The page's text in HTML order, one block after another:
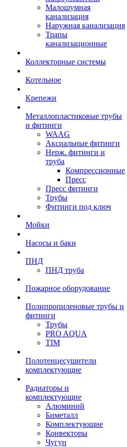
Малошумная
канализация
Наружная канализация
Трапы
канализационные
Коллекторные системы
Котельное
Крепежи
Металлопластиковые трубы
и фитинги
WAAG
Аксиальные фитинги
Нерж. фитинги и
труба
Компрессионные
Пресс
Пресс фитинги
Трубы
Фитинги под ключ
Мойки
Насосы и баки
ПНД
ПНД труба
Пожарное оборудование
Полипропиленовые трубы и
фитинги
Трубы
PRO AQUA
TIM
Полотенцесушители
комплектующие
Радиаторы и
комплектующие
Алюминий
Биметалл
Комплектующие
Конвекторы
Чугун